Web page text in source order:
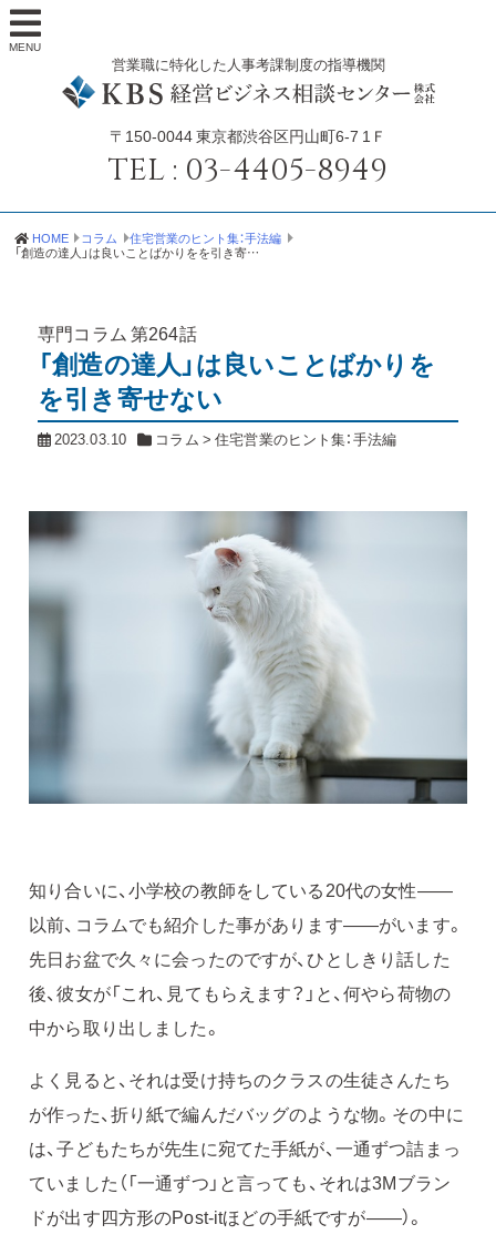
MENU
営業職に特化した人事考課制度の指導機関
〒150-0044東京都渋谷区円山町6-7 1Ｆ
TEL : 03-4405-8949
HOME コラム 住宅営業のヒント集：手法編
「創造の達人」は良いことばかりをを引き寄せない
専門コラム第264話
「創造の達人」は良いことばかりを
を引き寄せない
2023.03.10 コラム >住宅営業のヒント集：手法編
知り合いに、小学校の教師をしている20代の女性――
以前、コラムでも紹介した事があります――がいます。
先日お盆で久々に会ったのですが、ひとしきり話した
後、彼女が「これ、見てもらえます？」と、何やら荷物の
中から取り出しました。
よく見ると、それは受け持ちのクラスの生徒さんたち
が作った、折り紙で編んだバッグのような物。その中に
は、子どもたちが先生に宛てた手紙が、一通ずつ詰まっ
ていました（「一通ずつ」と言っても、それは3Mブラン
ドが出す四方形のPost-itほどの手紙ですが――）。